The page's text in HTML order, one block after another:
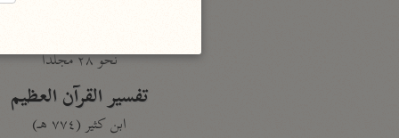
نحو ٢٨ مجلدًا
تفسير القرآن العظيم
ابن كثير (٧٧٤ هـ)